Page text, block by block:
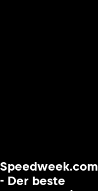
Speedweek.com
- Der beste